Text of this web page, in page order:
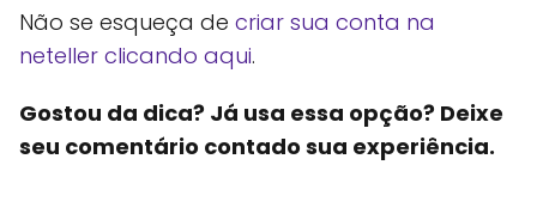
Não se esqueça de criar sua conta na
neteller clicando aqui.
Gostou da dica? Já usa essa opção? Deixe
seu comentário contado sua experiência.